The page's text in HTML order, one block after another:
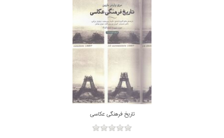
تاريخ فرهنگي عكاسي